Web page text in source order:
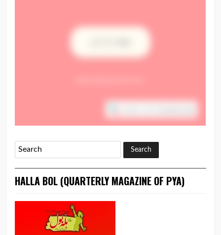
HALLA BOL (QUARTERLY MAGAZINE OF PYA)